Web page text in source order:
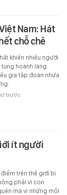
Nam: Hát
chỗ chê
khiến nhiều người
tung hoành làng
gia tập đoàn nhựa
trước
ít người
trên thế giới bị
phải vì con
mà vì những mối